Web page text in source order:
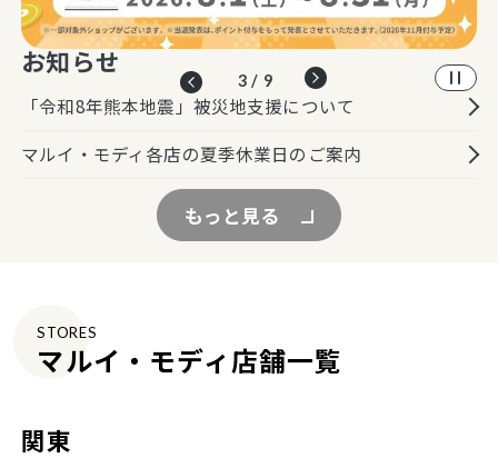
3 / 9
お知らせ
「令和8年熊本地震」被災地支援について
マルイ・モディ各店の夏季休業日のご案内
もっと見る
STORES
マルイ・モディ店舗一覧
関東